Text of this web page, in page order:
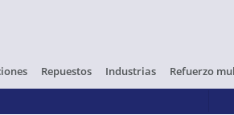
Repuestos Industrias Refuerzo